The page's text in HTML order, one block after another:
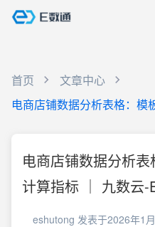
首页
文章中心
电商店铺数据分析表格：模
电商店铺数据分析
计算指标 ｜ 九数云-
eshutong 发表于2026年1